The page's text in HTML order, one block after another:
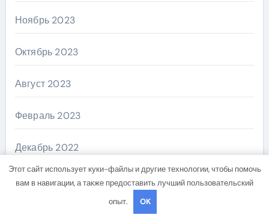
Ноябрь 2023
Октябрь 2023
Август 2023
Февраль 2023
Декабрь 2022
Ноябрь 2018
Этот сайт использует куки-файлы и другие технологии, чтобы помочь
вам в навигации, а также предоставить лучший пользовательский
опыт.
OK